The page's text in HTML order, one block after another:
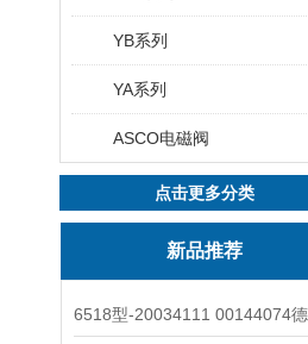
YB系列
YA系列
ASCO电磁阀
点击更多分类
新品推荐